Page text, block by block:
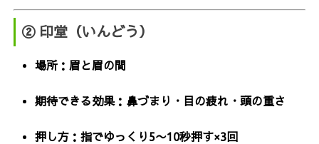
② 印堂（いんどう）
場所：眉と眉の間
期待できる効果：鼻づまり・目の疲れ・頭の重さ
押し方：指でゆっくり5〜10秒押す×3回